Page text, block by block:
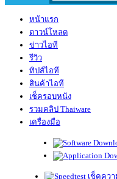
หน้าแรก
ดาวน์โหลด
ข่าวไอที
รีวิว
ทิปส์ไอที
สินค้าไอที
เช็ครอบหนัง
รวมคลิป Thaiware
เครื่องมือ
เช็คควา